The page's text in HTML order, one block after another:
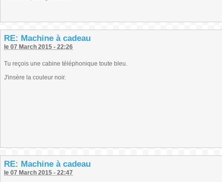
RE: Machine à cadeau
le 07 March 2015 - 22:26
Tu reçois une cabine téléphonique toute bleu.
J'insère la couleur noir.
RE: Machine à cadeau
le 07 March 2015 - 22:47